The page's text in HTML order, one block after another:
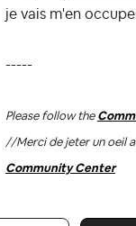
je vais m'en
-----
Please follow the
//Merci de jeter un oeil
Community Center